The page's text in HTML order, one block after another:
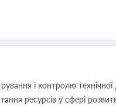
і контролю
ресурсів у сфері